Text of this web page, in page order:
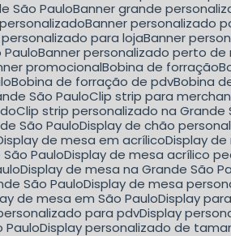
São Paulo Banner grande
personalizado Banner personalizado
personalizado para loja Banner
Paulo Banner personalizado perto de
promocional Bobina de forração
Bobina de forração de pdv Bobina
São Paulo Clip strip para
Clip strip personalizado na Grande
São Paulo Display de chão
Display de mesa em acrílico Display
São Paulo Display de mesa acrílico
Display de mesa na Grande São
São Paulo Display de mesa
de mesa em São Paulo Display
personalizado para pdv Display
Paulo Display personalizado de